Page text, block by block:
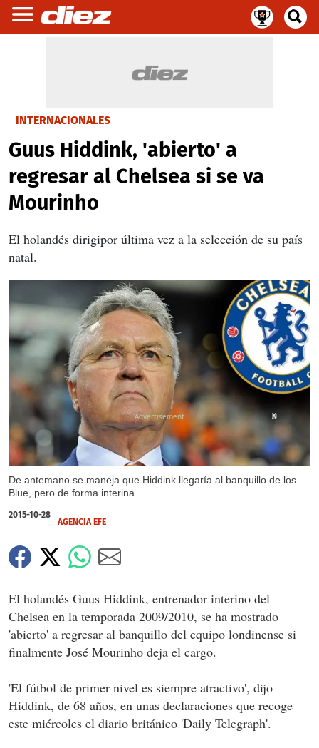
INTERNACIONALES
Guus Hiddink, 'abierto' a
regresar al Chelsea si se va
Mourinho
El holandés dirigipor última vez a la selección de su país
natal.
De antemano se maneja que Hiddink llegaría al banquillo de los
Blue, pero de forma interina.
X
2015-10-28
AGENCIA EFE
El holandés Guus Hiddink, entrenador interino del
Chelsea en la temporada 2009/2010, se ha mostrado
'abierto' a regresar al banquillo del equipo londinense si
finalmente José Mourinho deja el cargo.
'El fútbol de primer nivel es siempre atractivo', dijo
Hiddink, de 68 años, en unas declaraciones que recoge
este miércoles el diario británico 'Daily Telegraph'.